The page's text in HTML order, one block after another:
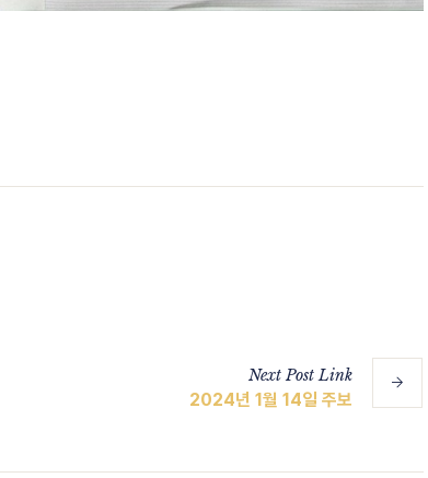
NextPostLink
2024년 1월 14일 주보